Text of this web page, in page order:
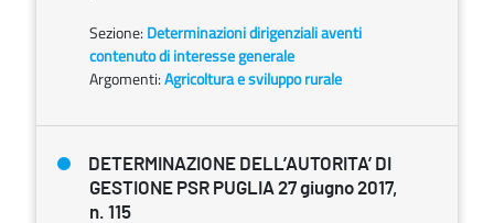
Sezione: Determinazioni dirigenziali aventi
contenuto di interesse generale
Argomenti:Agricoltura e sviluppo rurale
DETERMINAZIONE DELL’AUTORITA’ DI
GESTIONE PSR PUGLIA 27 giugno 2017,
n. 115